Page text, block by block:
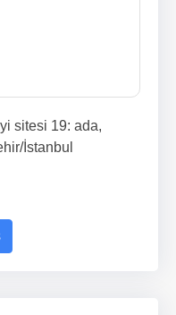
sitesi 19: ada,
İstanbul